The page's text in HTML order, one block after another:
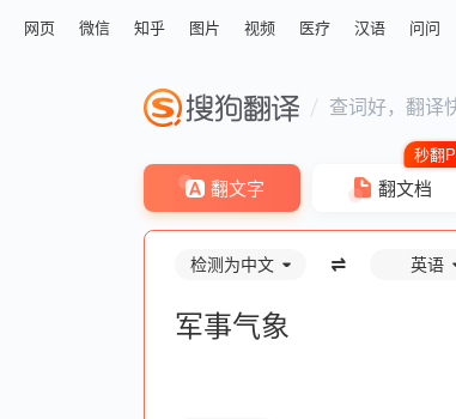
网页 微信 知乎 图片 视频 医疗 汉语 问问
查词好，翻译
翻文字 翻文档
检测为中文 英语